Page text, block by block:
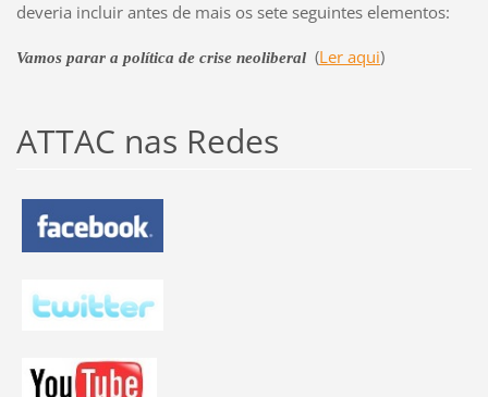
deveria incluir antes de mais os sete seguintes elementos:
Vamos parar a política de crise neoliberal (Ler aqui)
ATTAC nas Redes